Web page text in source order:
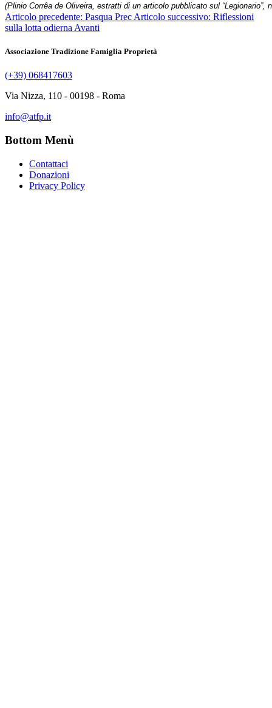
(Plinio Corrêa de Oliveira, estratti di un articolo pubblicato sul “Legionario”,
Articolo precedente: Pasqua Prec Articolo successivo: Riflessioni
sulla lotta odierna Avanti
Associazione Tradizione Famiglia Proprietà
(+39) 068417603
Via Nizza, 110 - 00198 - Roma
info@atfp.it
Bottom Menù
Contattaci
Donazioni
Privacy Policy